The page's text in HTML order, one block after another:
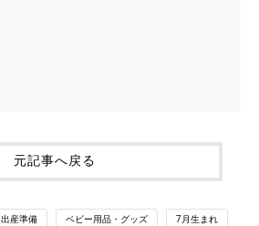
元記事へ戻る
出産準備 ベビー用品・グッズ 7月生まれ